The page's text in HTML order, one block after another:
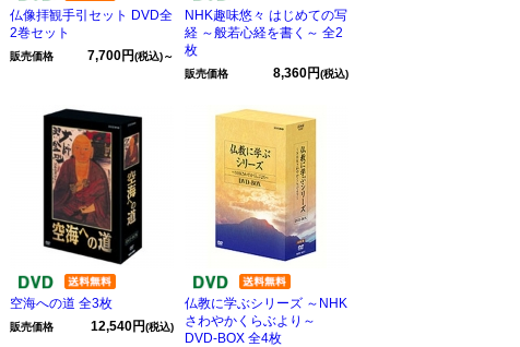
仏像拝観手引セット DVD全
2巻セット
販売価格 7,700円(税込)～
NHK趣味悠々 はじめての写
経 ～般若心経を書く～ 全2
枚
販売価格 8,360円(税込)
空海への道 全3枚
販売価格 12,540円(税込)
仏教に学ぶシリーズ ～NHK
さわやかくらぶより～
DVD-BOX 全4枚